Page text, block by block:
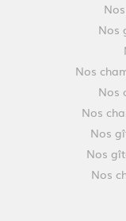
Nos
Nos
Nos
Nos
Nos
Nos
Nos